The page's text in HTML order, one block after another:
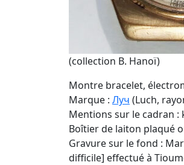
(collection B. Hanoï)
Montre bracelet,
Marque : Луч (Luch,
Mentions sur le cadran :
Boîtier de laiton plaqué
Gravure sur le fond :
difficile] effectué à